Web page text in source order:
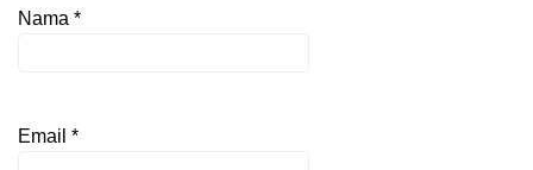
Nama *
Email *